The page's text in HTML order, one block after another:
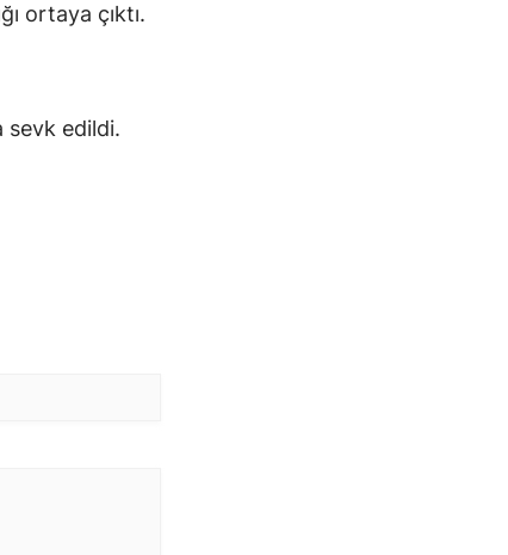
ortaya çıktı.
sevk edildi.